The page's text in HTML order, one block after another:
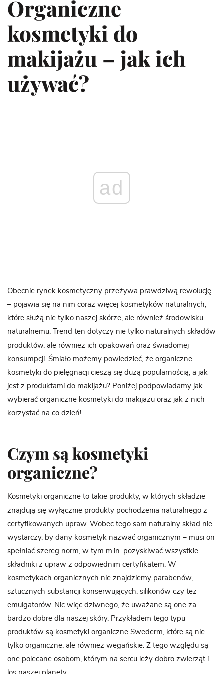
Organiczne
kosmetyki do
makijażu – jak ich
używać?
ad
Obecnie rynek kosmetyczny przeżywa prawdziwą rewolucję
– pojawia się na nim coraz więcej kosmetyków naturalnych,
które służą nie tylko naszej skórze, ale również środowisku
naturalnemu. Trend ten dotyczy nie tylko naturalnych składów
produktów, ale również ich opakowań oraz świadomej
konsumpcji. Śmiało możemy powiedzieć, że organiczne
kosmetyki do pielęgnacji cieszą się dużą popularnością, a jak
jest z produktami do makijażu? Poniżej podpowiadamy jak
wybierać organiczne kosmetyki do makijażu oraz jak z nich
korzystać na co dzień!
Czym są kosmetyki
organiczne?
Kosmetyki organiczne to takie produkty, w których składzie
znajdują się wyłącznie produkty pochodzenia naturalnego z
certyfikowanych upraw. Wobec tego sam naturalny skład nie
wystarczy, by dany kosmetyk nazwać organicznym – musi on
spełniać szereg norm, w tym m.in. pozyskiwać wszystkie
składniki z upraw z odpowiednim certyfikatem. W
kosmetykach organicznych nie znajdziemy parabenów,
sztucznych substancji konserwujących, silikonów czy też
emulgatorów. Nic więc dziwnego, że uważane są one za
bardzo dobre dla naszej skóry. Przykładem tego typu
produktów są kosmetyki organiczne Swederm , które są nie
tylko organiczne, ale również wegańskie. Z tego względu są
one polecane osobom, którym na sercu leży dobro zwierząt i